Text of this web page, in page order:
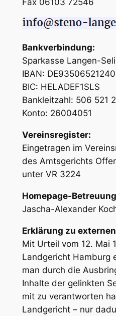
Bankverbindung:
Sparkasse Langen-
IBAN:
BIC: HELADEF1SLS
Bankleitzahl: 506 521
Konto: 26004051
Vereinsregister:
Eingetragen im
des Amtsgerichts
unter VR 3224
Homepage-
Jascha-Alexander
Erklärung zu
Mit Urteil vom 12. Mai
Landgericht Hamburg
man durch die
Inhalte der gelinkten
mit zu verantworten
Landgericht – nur